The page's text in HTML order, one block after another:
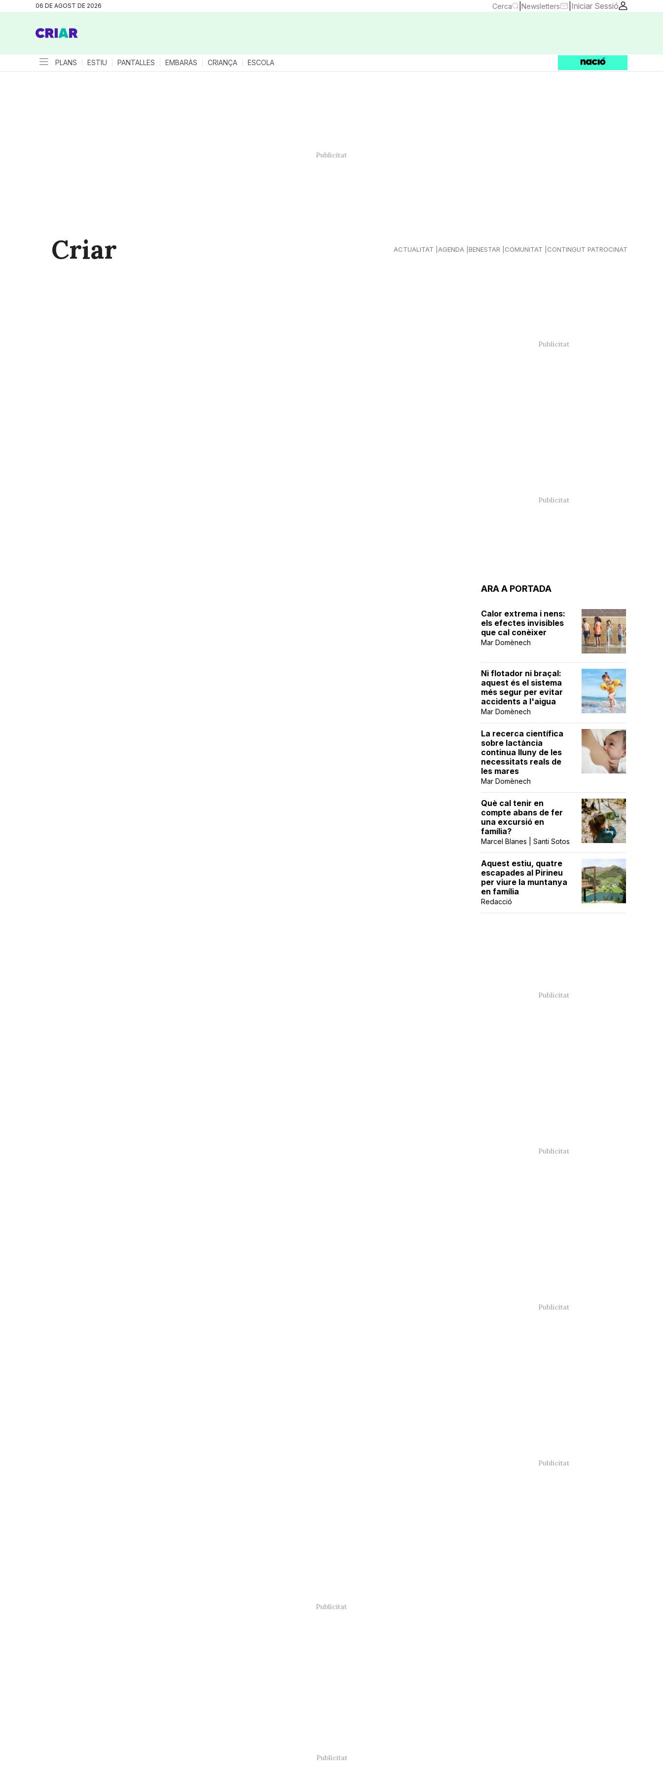
06 DE AGOST DE 2026 Cerca Newsletters Iniciar Sessió
PLANS ESTIU PANTALLES EMBARÀS CRIANÇA ESCOLA
Criar ACTUALITAT AGENDA BENESTAR COMUNITAT CONTINGUT PATROCINAT
ARA A PORTADA
Calor extrema i nens:
els efectes invisibles
que cal conèixer
Mar Domènech
Ni flotador ni braçal:
aquest és el sistema
més segur per evitar
accidents a l'aigua
Mar Domènech
La recerca científica
sobre lactància
continua lluny de les
necessitats reals de
les mares
Mar Domènech
Què cal tenir en
compte abans de fer
una excursió en
família?
Marcel Blanes | Santi Sotos
Aquest estiu, quatre
escapades al Pirineu
per viure la muntanya
en família
Redacció